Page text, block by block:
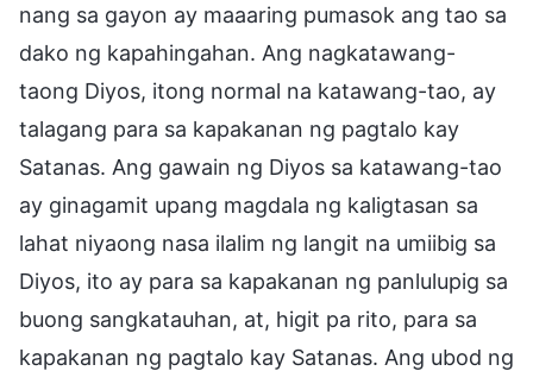
nang sa gayon ay maaaring pumasok ang tao sa
dako ng kapahingahan. Ang nagkatawang-
taong Diyos, itong normal na katawang-tao, ay
talagang para sa kapakanan ng pagtalo kay
Satanas. Ang gawain ng Diyos sa katawang-tao
ay ginagamit upang magdala ng kaligtasan sa
lahat niyaong nasa ilalim ng langit na umiibig sa
Diyos, ito ay para sa kapakanan ng panlulupig sa
buong sangkatauhan, at, higit pa rito, para sa
kapakanan ng pagtalo kay Satanas. Ang ubod ng